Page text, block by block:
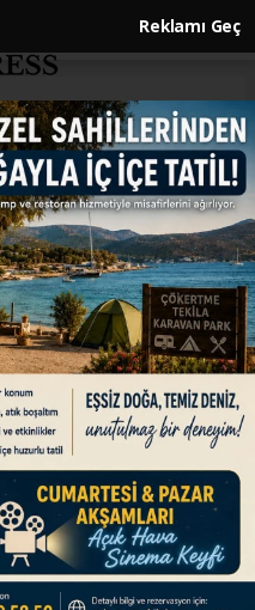
Reklamı Geç
arasında
güçleniyor
25.03.2026 - 13:40
Güler, İngiltere’de
görüşmede
ele aldı.
ABONE OL